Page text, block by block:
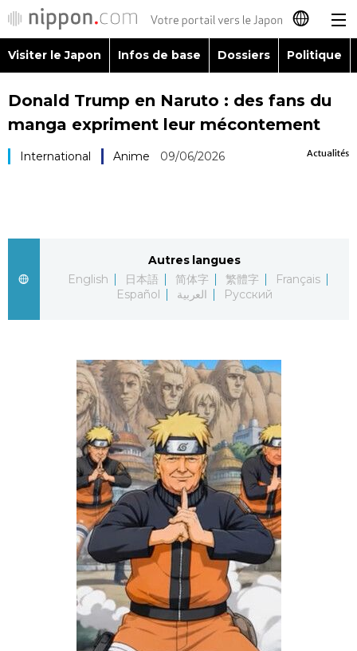
日本語
English
Русский
Visiter le Japon
Dossiers
Politique
Gastronomie
Le japonais
official SNS
Visiter le Japon Infos de base Dossiers Politique
Donald Trump en Naruto : des fans du
manga expriment leur mécontement
Actualités
International Anime 09/06/2026
Autres langues
English
日本語 简体字 繁體字
Français
Español
العربية Русский